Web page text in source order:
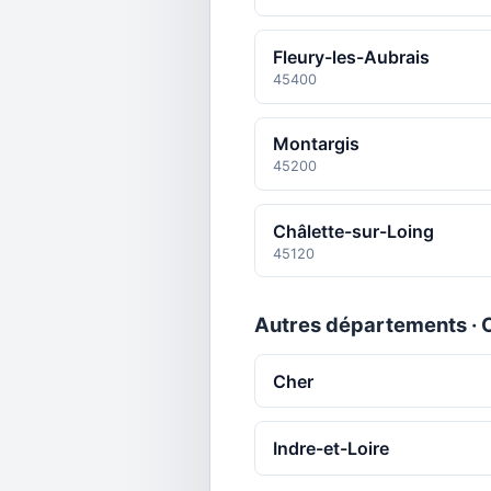
Fleury-les-Aubrais
45400
Montargis
45200
Châlette-sur-Loing
45120
Autres départements ·
Cher
Indre-et-Loire